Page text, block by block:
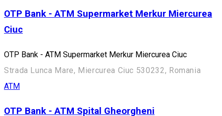
OTP Bank - ATM Supermarket Merkur Miercurea
Ciuc
OTP Bank - ATM Supermarket Merkur Miercurea Ciuc
Strada Lunca Mare, Miercurea Ciuc 530232, Romania
ATM
OTP Bank - ATM Spital Gheorgheni